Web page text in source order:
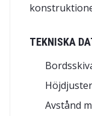
TEKNISKA
Avstånd